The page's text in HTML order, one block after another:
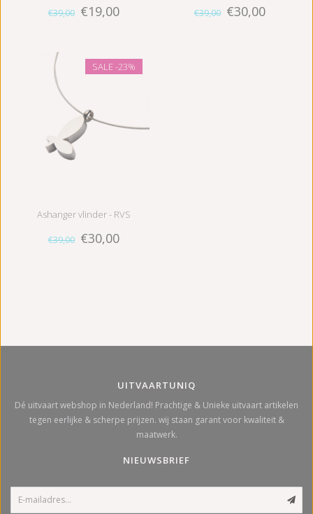
RVS
€39,00 €19,00 €39,00 €30,00
SALE -23%
Ashanger vlinder - RVS
€39,00 €30,00
UITVAARTUNIQ
Dé uitvaart webshop in Nederland! Prachtige & Unieke uitvaart artikelen
tegen eerlijke & scherpe prijzen. wij staan garant voor kwaliteit &
maatwerk.
NIEUWSBRIEF